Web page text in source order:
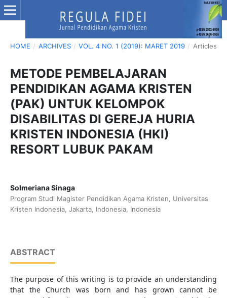
HOME / ARCHIVES / VOL. 4 NO. 1 (2019): MARET 2019 / Articles
METODE PEMBELAJARAN
PENDIDIKAN AGAMA KRISTEN
(PAK) UNTUK KELOMPOK
DISABILITAS DI GEREJA HURIA
KRISTEN INDONESIA (HKI)
RESORT LUBUK PAKAM
Solmeriana Sinaga
Program Studi Magister Pendidikan Agama Kristen, Universitas
Kristen Indonesia, Jakarta, Indonesia, Indonesia
ABSTRACT
The purpose of this writing is to provide an understanding
that the Church was born and has grown cannot be